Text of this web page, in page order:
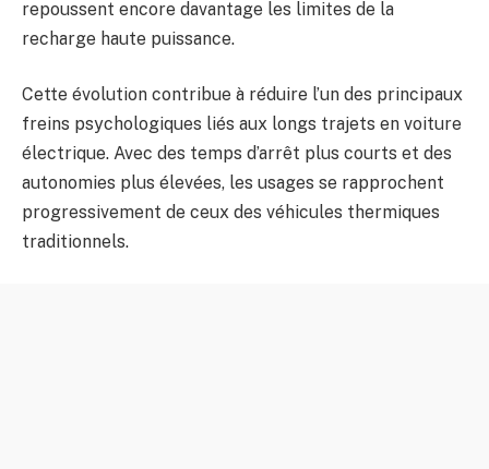
repoussent encore davantage les limites de la
recharge haute puissance.
Cette évolution contribue à réduire l’un des principaux
freins psychologiques liés aux longs trajets en voiture
électrique. Avec des temps d’arrêt plus courts et des
autonomies plus élevées, les usages se rapprochent
progressivement de ceux des véhicules thermiques
traditionnels.